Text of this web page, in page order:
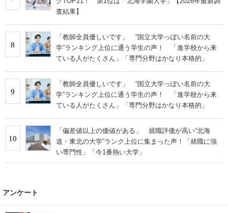
査結果】
8
「教師全員優しいです」 “国立大学っぽい名前の大
学”ランキング上位に通う学生の声！ 「進学校から来
ている人がたくさん」「専門分野はかなり本格的」
9
「教師全員優しいです」 “国立大学っぽい名前の大
学”ランキング上位に通う学生の声！ 「進学校から来
ている人がたくさん」「専門分野はかなり本格的」
10
「偏差値以上の価値がある」 就職評価が高い“北海
道・東北の大学”ランク上位に集まった声！「就職に強
い専門性」「今1番熱い大学」
アンケート